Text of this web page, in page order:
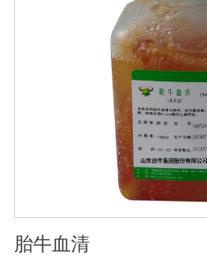
胎牛血清